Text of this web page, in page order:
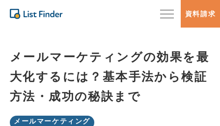
資料請求
メールマーケティングの効果を最
大化するには？基本手法から検証
方法・成功の秘訣まで
メールマーケティング